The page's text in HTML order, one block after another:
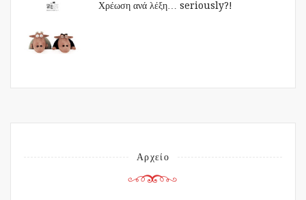
Χρέωση ανά λέξη… seriously?!
Αρχείο